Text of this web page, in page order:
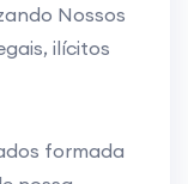
Nossos
ilícitos
formada